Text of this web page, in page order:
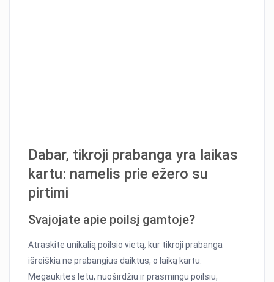
Dabar, tikroji prabanga yra laikas
kartu: namelis prie ežero su
pirtimi
Svajojate apie poilsį gamtoje?
Atraskite unikalią poilsio vietą, kur tikroji prabanga
išreiškia ne prabangius daiktus, o laiką kartu.
Mėgaukitės lėtu, nuoširdžiu ir prasmingu poilsiu,